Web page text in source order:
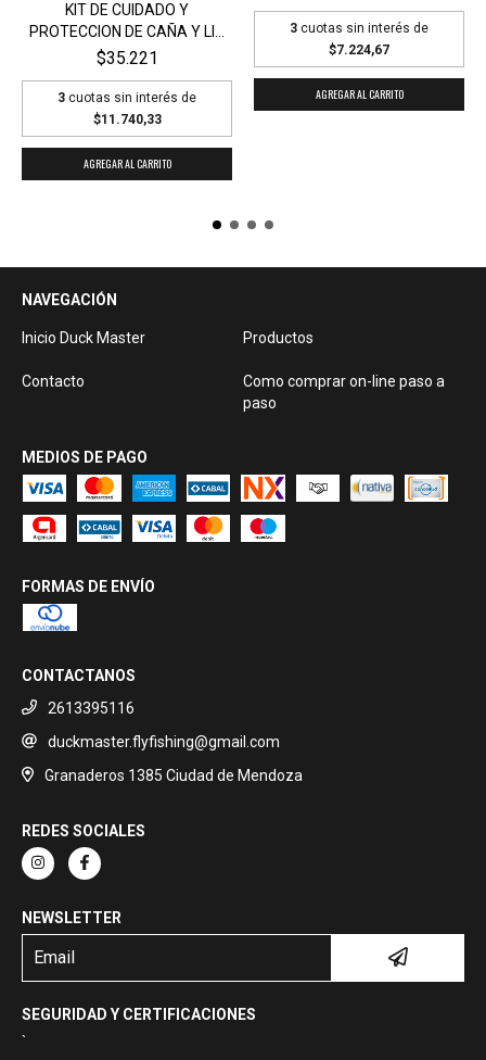
KIT DE CUIDADO Y
PROTECCION DE CAÑA Y LI...
$35.221
3 cuotas sin interés de
$11.740,33
3 cuotas sin interés de
$7.224,67
NAVEGACIÓN
Inicio Duck Master Productos
Contacto
Como comprar on-line paso a
paso
MEDIOS DE PAGO
FORMAS DE ENVÍO
CONTACTANOS
2613395116
duckmaster.flyfishing@gmail.com
Granaderos 1385 Ciudad de Mendoza
REDES SOCIALES
NEWSLETTER
SEGURIDAD Y CERTIFICACIONES
`